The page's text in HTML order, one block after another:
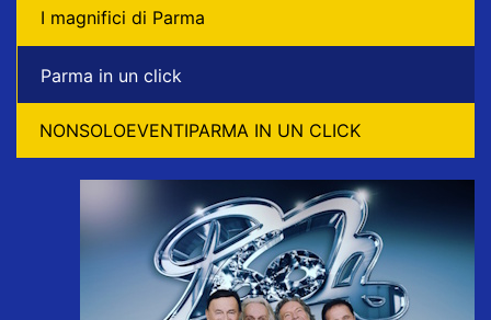
I magnifici di Parma
Parma in un click
NONSOLOEVENTIPARMA IN UN CLICK